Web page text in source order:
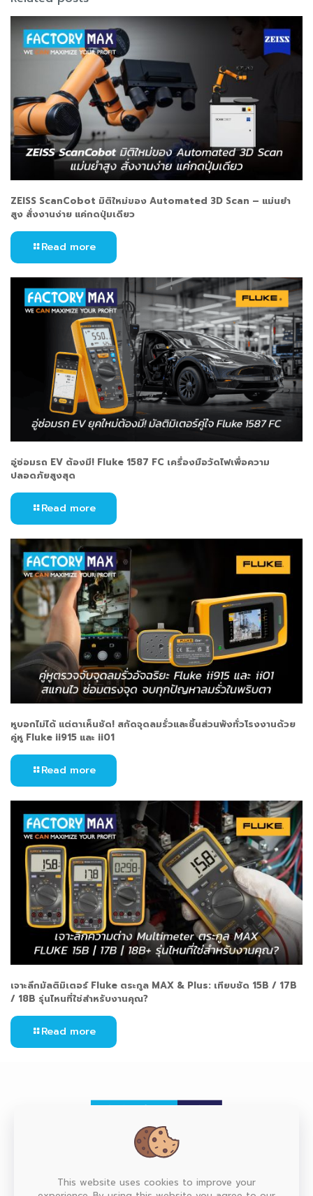
ZEISS ScanCobot มิติใหม่ของ Automated 3D Scan – แม่นยำ
สูง สั่งงานง่าย แค่กดปุ่มเดียว
Read more
อู่ซ่อมรถ EV ต้องมี! Fluke 1587 FC เครื่องมือวัดไฟเพื่อความ
ปลอดภัยสูงสุด
Read more
หูบอกไม่ได้ แต่ตาเห็นชัด! สกัดจุดลมรั่วและชิ้นส่วนพังทั่วโรงงานด้วย
คู่หู Fluke ii915 และ ii01
Read more
เจาะลึกมัลติมิเตอร์ Fluke ตระกูล MAX & Plus: เทียบชัด 15B / 17B
/ 18B รุ่นไหนที่ใช่สำหรับงานคุณ?
Read more
HEAD OFFICE
This website uses cookies to improve your